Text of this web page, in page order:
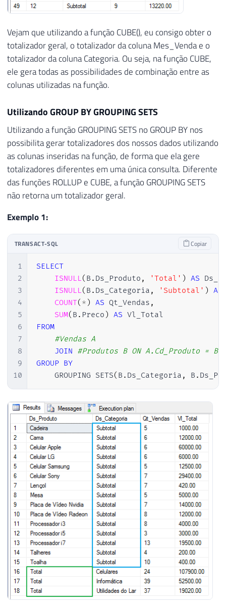
Vejam que utilizando a função CUBE(), eu consigo obter o
totalizador geral, o totalizador da coluna Mes_Venda e o
totalizador da coluna Categoria. Ou seja, na função CUBE,
ele gera todas as possibilidades de combinação entre as
colunas utilizadas na função.
Utilizando GROUP BY GROUPING SETS
Utilizando a função GROUPING SETS no GROUP BY nos
possibilita gerar totalizadores dos nossos dados utilizando
as colunas inseridas na função, de forma que ela gere
totalizadores diferentes em uma única consulta. Diferente
das funções ROLLUP e CUBE, a função GROUPING SETS
não retorna um totalizador geral.
Exemplo 1:
TRANSACT-SQL Copiar
1
2
3
4
5
6
7
8
9
10
SELECT
ISNULL( B . Ds_Produto , 'Total' ) AS
ISNULL( B . Ds_Categoria , 'Subtotal' ) AS
COUNT( * ) AS Qt_Vendas ,
SUM( B . Preco ) AS
FROM
#Vendas A
JOIN #Produtos B ON A.Cd_Produto =
GROUP BY
    GROUPING SETS
( B . Ds_Categoria , B .